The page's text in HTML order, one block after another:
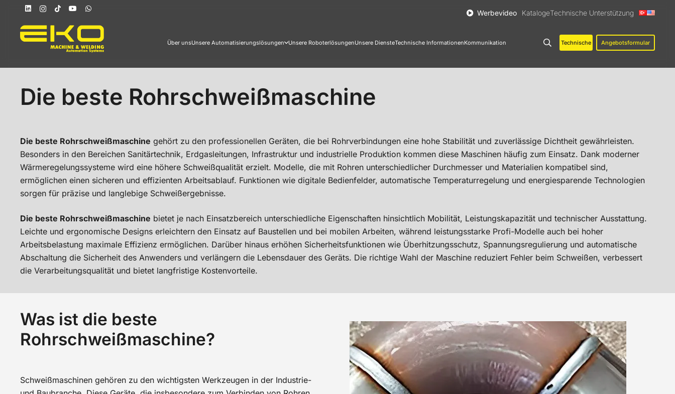
Werbevideo KatalogeTechnische Unterstützung
Über unsUnsere Automatisierungslösungen Unsere RoboterlösungenUnsere DiensteTechnische InformationenKommunikation Technische Angebotsformular
Die beste Rohrschweißmaschine
Die beste Rohrschweißmaschine gehört zu den professionellen Geräten, die bei Rohrverbindungen eine hohe Stabilität und zuverlässige Dichtheit gewährleisten.
Besonders in den Bereichen Sanitärtechnik, Erdgasleitungen, Infrastruktur und industrielle Produktion kommen diese Maschinen häufig zum Einsatz. Dank moderner
Wärmeregelungssysteme wird eine höhere Schweißqualität erzielt. Modelle, die mit Rohren unterschiedlicher Durchmesser und Materialien kompatibel sind,
ermöglichen einen sicheren und effizienten Arbeitsablauf. Funktionen wie digitale Bedienfelder, automatische Temperaturregelung und energiesparende Technologien
sorgen für präzise und langlebige Schweißergebnisse.
Die beste Rohrschweißmaschine bietet je nach Einsatzbereich unterschiedliche Eigenschaften hinsichtlich Mobilität, Leistungskapazität und technischer Ausstattung.
Leichte und ergonomische Designs erleichtern den Einsatz auf Baustellen und bei mobilen Arbeiten, während leistungsstarke Profi-Modelle auch bei hoher
Arbeitsbelastung maximale Effizienz ermöglichen. Darüber hinaus erhöhen Sicherheitsfunktionen wie Überhitzungsschutz, Spannungsregulierung und automatische
Abschaltung die Sicherheit des Anwenders und verlängern die Lebensdauer des Geräts. Die richtige Wahl der Maschine reduziert Fehler beim Schweißen, verbessert
die Verarbeitungsqualität und bietet langfristige Kostenvorteile.
Was ist die beste
Rohrschweißmaschine?
Schweißmaschinen gehören zu den wichtigsten Werkzeugen in der Industrie-